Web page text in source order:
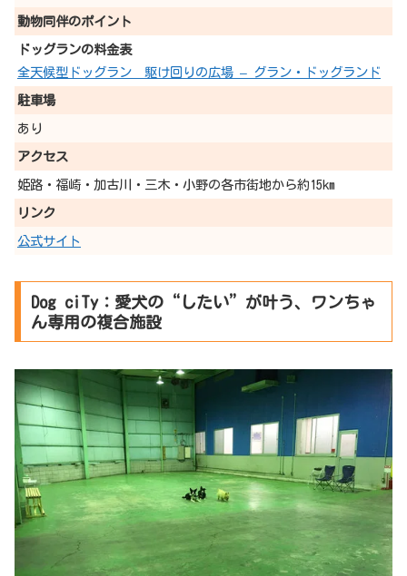
動物同伴のポイント
ドッグランの料金表
全天候型ドッグラン 駆け回りの広場 – グラン・ドッグランド
駐車場
あり
アクセス
姫路・福崎・加古川・三木・小野の各市街地から約15km
リンク
公式サイト
Dog ciTy：愛犬の“したい”が叶う、ワンちゃ
ん専用の複合施設